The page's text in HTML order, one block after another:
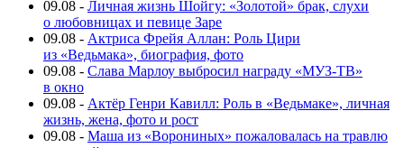
09.08 - Личная жизнь Шойгу: «Золотой» брак, слухи
о любовницах и певице Заре
09.08 - Актриса Фрейя Аллан: Роль Цири
из «Ведьмака», биография, фото
09.08 - Слава Марлоу выбросил награду «МУЗ-ТВ»
в окно
09.08 - Актёр Генри Кавилл: Роль в «Ведьмаке», личная
жизнь, жена, фото и рост
09.08 - Маша из «Ворониных» пожаловалась на травлю